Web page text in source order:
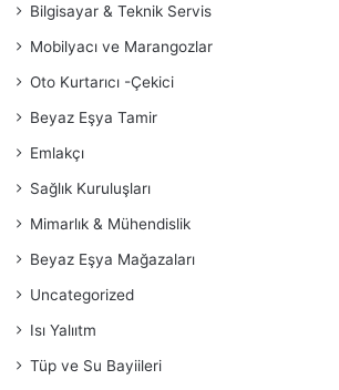
Bilgisayar & Teknik Servis
Mobilyacı ve Marangozlar
Oto Kurtarıcı -Çekici
Beyaz Eşya Tamir
Emlakçı
Sağlık Kuruluşları
Mimarlık & Mühendislik
Beyaz Eşya Mağazaları
Uncategorized
Isı Yalııtm
Tüp ve Su Bayiileri